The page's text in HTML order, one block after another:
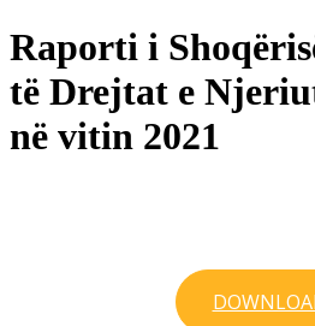
Raporti i
të Drejtat e
në vitin 2021